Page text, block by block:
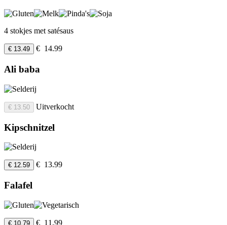
4 stokjes met satésaus
€ 13.49 € 14.99
Ali baba
€ 13.50 Uitverkocht
Kipschnitzel
€ 12.59 € 13.99
Falafel
€ 10.79 € 11.99